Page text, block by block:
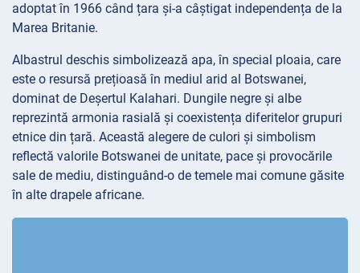
adoptat în 1966 când țara și-a câștigat independența de la
Marea Britanie.
Albastrul deschis simbolizează apa, în special ploaia, care
este o resursă prețioasă în mediul arid al Botswanei,
dominat de Deșertul Kalahari. Dungile negre și albe
reprezintă armonia rasială și coexistența diferitelor grupuri
etnice din țară. Această alegere de culori și simbolism
reflectă valorile Botswanei de unitate, pace și provocările
sale de mediu, distinguând-o de temele mai comune găsite
în alte drapele africane.